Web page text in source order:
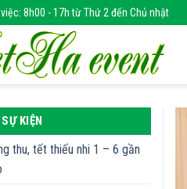
8h00 - 17h từ Thứ 2 đến Chủ nhật
KIỆN
thu, tết thiếu nhi 1 – 6 gần